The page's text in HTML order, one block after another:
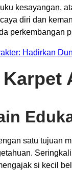
kesayangan,
diri dan
perkembangan
Hadirkan
satu tujuan
si kecil